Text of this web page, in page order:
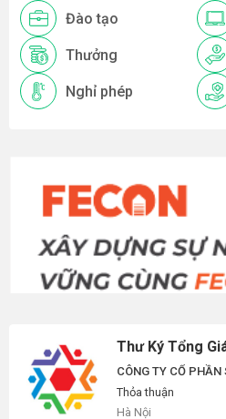
Đào tạo
Thưởng
Nghỉ phép
Thư Ký Tổng
CÔNG TY CỔ PHẦN
Thỏa thuận
Hà Nội